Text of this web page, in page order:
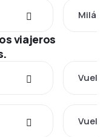
Milán
viajeros